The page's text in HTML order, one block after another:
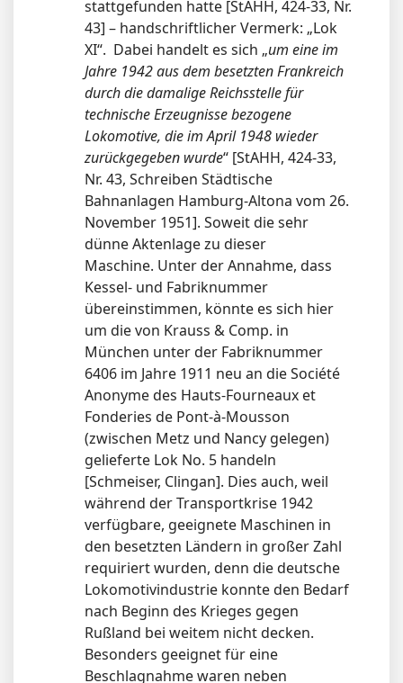
stattgefunden hatte [StAHH, 424-33, Nr.
43] – handschriftlicher Vermerk: „Lok
XI“. Dabei handelt es sich „um eine im
Jahre 1942 aus dem besetzten Frankreich
durch die damalige Reichsstelle für
technische Erzeugnisse bezogene
Lokomotive, die im April 1948 wieder
zurückgegeben wurde“ [StAHH, 424-33,
Nr. 43, Schreiben Städtische
Bahnanlagen Hamburg-Altona vom 26.
November 1951]. Soweit die sehr
dünne Aktenlage zu dieser
Maschine. Unter der Annahme, dass
Kessel- und Fabriknummer
übereinstimmen, könnte es sich hier
um die von Krauss & Comp. in
München unter der Fabriknummer
6406 im Jahre 1911 neu an die Société
Anonyme des Hauts-Fourneaux et
Fonderies de Pont-à-Mousson
(zwischen Metz und Nancy gelegen)
gelieferte Lok No. 5 handeln
[Schmeiser, Clingan]. Dies auch, weil
während der Transportkrise 1942
verfügbare, geeignete Maschinen in
den besetzten Ländern in großer Zahl
requiriert wurden, denn die deutsche
Lokomotivindustrie konnte den Bedarf
nach Beginn des Krieges gegen
Rußland bei weitem nicht decken.
Besonders geeignet für eine
Beschlagnahme waren neben